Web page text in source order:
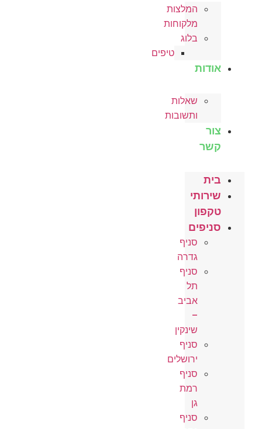
המלצות
מלקוחות
בלוג
טיפים
אודות
שאלות
ותשובות
צור
קשר
בית
שירותי
טקפון
סניפים
סניף
גדרה
סניף
תל
אביב
–
שינקין
סניף
ירושלים
סניף
רמת
גן
סניף